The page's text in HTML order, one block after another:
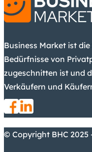
Business Market ist
Bedürfnisse von
zugeschnitten ist und
Verkäufern und
© Copyright BHC 2025